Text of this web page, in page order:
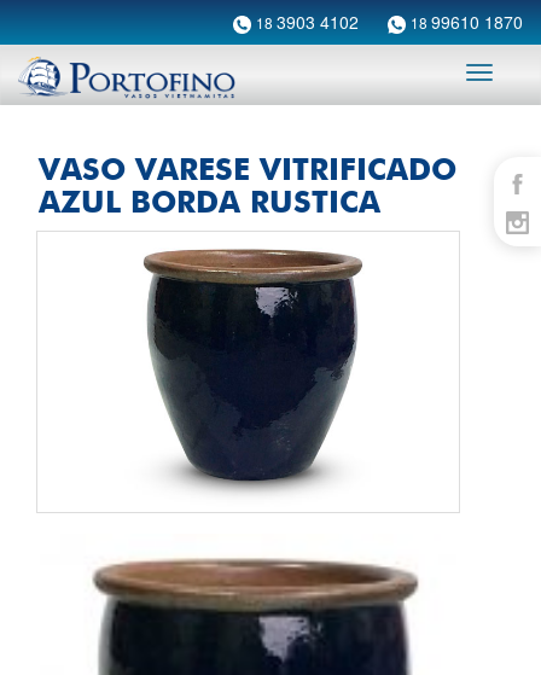
18 3903 4102 18 99610 1870
VASO VARESE VITRIFICADO
AZUL BORDA RUSTICA